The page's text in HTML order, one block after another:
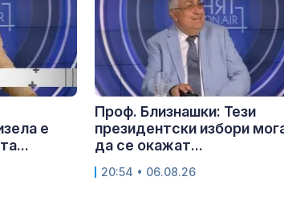
е
Проф. Близнашки: Тези
президентски избори
да се окажат...
20:54 • 06.08.26